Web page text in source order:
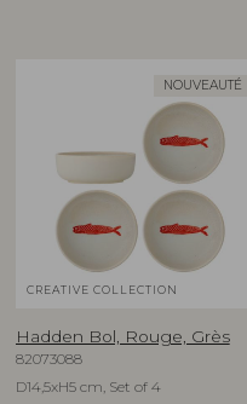
NOUVEAUTÉ
CREATIVE COLLECTION
Hadden Bol, Rouge, Grès
82073088
D14,5xH5 cm, Set of 4